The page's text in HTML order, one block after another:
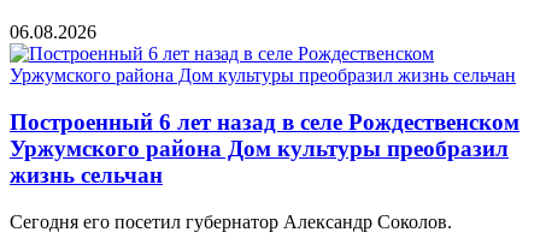
06.08.2026
Построенный 6 лет назад в селе Рождественском
Уржумского района Дом культуры преобразил
жизнь сельчан
Сегодня его посетил губернатор Александр Соколов.